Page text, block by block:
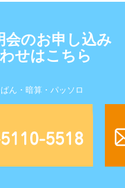
会のお申し込み
せはこちら
ん・暗算・パッソロ